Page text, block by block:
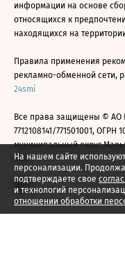
На нашем сайте
персонализации.
подтверждаете свое
и технологий
отношении обработки
информации на основе
относящихся к
находящихся на
Правила применения
рекламно-обменной сети,
24smi
Все права защищены © АО
7712108141/771501001, ОГРН
муниципальный округ
2026